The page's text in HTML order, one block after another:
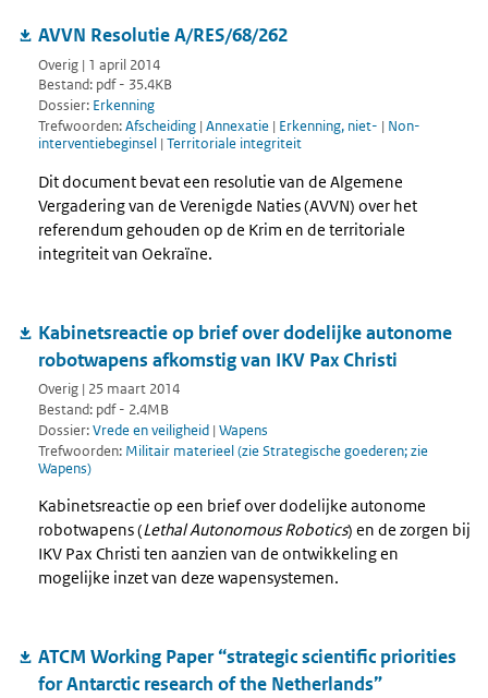
AVVN Resolutie A/RES/68/262
Overig | 1 april 2014
Bestand: pdf - 35.4KB
Dossier: Erkenning
Trefwoorden:Afscheiding | Annexatie | Erkenning, niet- | Non-
interventiebeginsel | Territoriale integriteit
Dit document bevat een resolutie van de Algemene
Vergadering van de Verenigde Naties (AVVN) over het
referendum gehouden op de Krim en de territoriale
integriteit van Oekraïne.
Kabinetsreactie op brief over dodelijke autonome
robotwapens afkomstig van IKV Pax Christi
Overig | 25 maart 2014
Bestand: pdf - 2.4MB
Dossier:Vrede en veiligheid | Wapens
Trefwoorden: Militair materieel (zie Strategische goederen; zie
Wapens)
Kabinetsreactie op een brief over dodelijke autonome
robotwapens (Lethal Autonomous Robotics) en de zorgen bij
IKV Pax Christi ten aanzien van de ontwikkeling en
mogelijke inzet van deze wapensystemen.
ATCM Working Paper “strategic scientific priorities
for Antarctic research of the Netherlands”